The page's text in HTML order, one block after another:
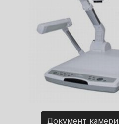
Документ камери